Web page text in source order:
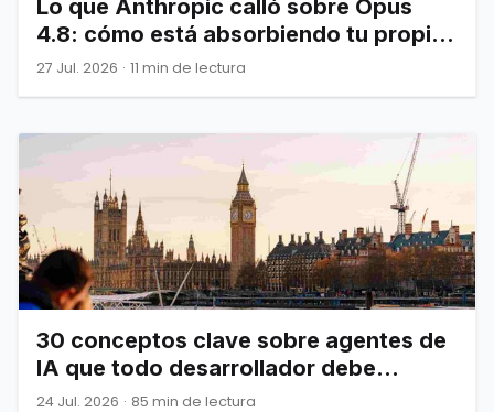
Lo que Anthropic calló sobre Opus
4.8: cómo está absorbiendo tu propia
infraestructura
27 Jul. 2026 · 11 min de lectura
30 conceptos clave sobre agentes de
IA que todo desarrollador debe
dominar
24 Jul. 2026 · 85 min de lectura